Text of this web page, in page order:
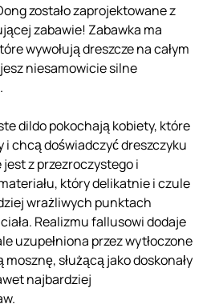
zostało zaprojektowane z
zabawie! Zabawka ma
wywołują dreszcze na całym
niesamowicie silne
dildo pokochają kobiety, które
chcą doświadczyć dreszczyku
z przezroczystego i
który delikatnie i czule
wrażliwych punktach
Realizmu fallusowi dodaje
uzupełniona przez wytłoczone
służącą jako doskonały
najbardziej